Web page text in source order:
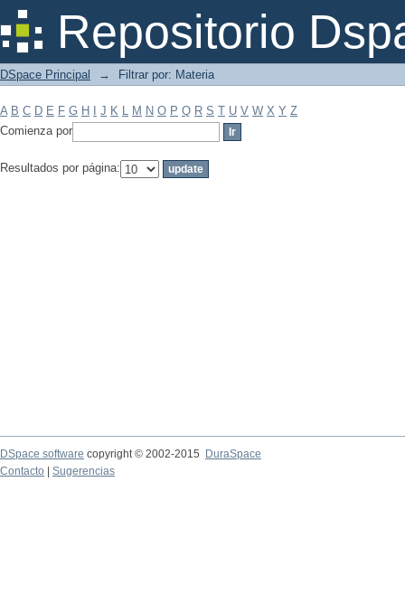
Repositorio
Filtrar por: Materia
DSpace Principal → Filtrar por: Materia
A B C D E F G H J K L M N O P Q R S T U V W X Y Z
Comienza por
Resultados por página:
DSpace software copyright © 2002-2015
DuraSpace
Contacto
Sugerencias